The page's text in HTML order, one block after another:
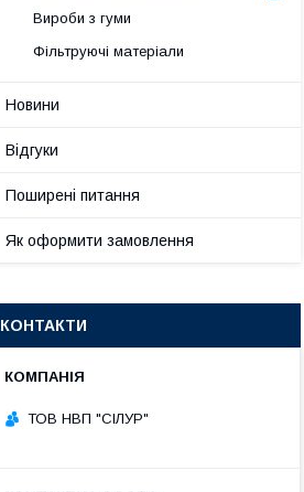
Вироби з гуми
Фільтруючі матеріали
Новини
Відгуки
Поширені питання
Як оформити замовлення
КОНТАКТИ
ТОВ НВП "СІЛУР"